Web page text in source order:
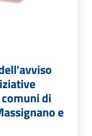
di
e